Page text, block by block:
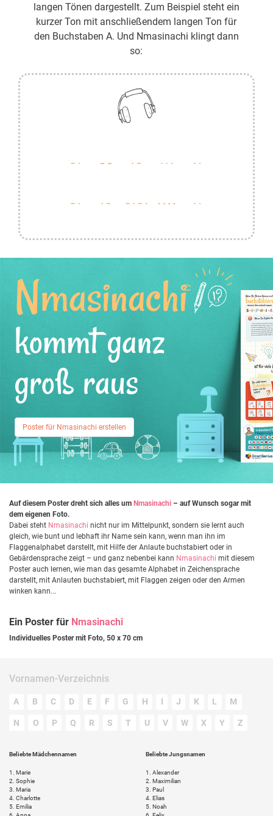
langen Tönen dargestellt. Zum Beispiel steht ein
kurzer Ton mit anschließendem langen Ton für
den Buchstaben A. Und Nmasinachi klingt dann
so:
Nmasinachi
kommt ganz
groß raus
Poster für Nmasinachi erstellen
Auf diesem Poster dreht sich alles um Nmasinachi – auf Wunsch sogar mit
dem eigenen Foto.
Dabei steht Nmasinachi nicht nur im Mittelpunkt, sondern sie lernt auch
gleich, wie bunt und lebhaft ihr Name sein kann, wenn man ihn im
Flaggenalphabet darstellt, mit Hilfe der Anlaute buchstabiert oder in
Gebärdensprache zeigt – und ganz nebenbei kann Nmasinachi mit diesem
Poster auch lernen, wie man das gesamte Alphabet in Zeichensprache
darstellt, mit Anlauten buchstabiert, mit Flaggen zeigen oder den Armen
winken kann...
Ein Poster für Nmasinachi
Individuelles Poster mit Foto, 50 x 70 cm
Vornamen-Verzeichnis
A B C D E F G H I J K L M
N O P Q R S T U V W X Y Z
Beliebte Mädchennamen
1.
Marie
2. Sophie
3. Maria
4. Charlotte
5. Emilia
Beliebte Jungsnamen
1.
Alexander
2. Maximilian
3. Paul
4. Elias
5. Noah